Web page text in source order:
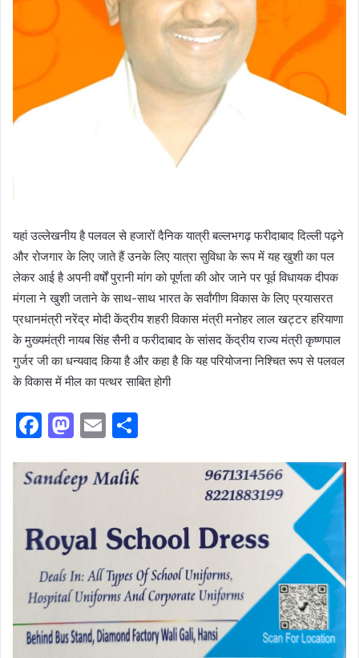
यहां उल्लेखनीय है पलवल से हजारों दैनिक यात्री बल्लभगढ़ फरीदाबाद दिल्ली पढ़ने
और रोजगार के लिए जाते हैं उनके लिए यात्रा सुविधा के रूप में यह खुशी का पल
लेकर आई है अपनी वर्षों पुरानी मांग को पूर्णता की ओर जाने पर पूर्व विधायक दीपक
मंगला ने खुशी जताने के साथ-साथ भारत के सर्वांगीण विकास के लिए प्रयासरत
प्रधानमंत्री नरेंद्र मोदी केंद्रीय शहरी विकास मंत्री मनोहर लाल खट्टर हरियाणा
के मुख्यमंत्री नायब सिंह सैनी व फरीदाबाद के सांसद केंद्रीय राज्य मंत्री कृष्णपाल
गुर्जर जी का धन्यवाद किया है और कहा है कि यह परियोजना निश्चित रूप से पलवल
के विकास में मील का पत्थर साबित होगी
F
c
b
o
o
k
M
st
o
d
o
n
E
ai ar